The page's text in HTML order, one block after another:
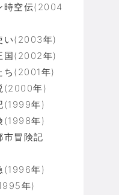
時空伝(2004
い(2003年)
国(2002年)
ち(2001年)
(2000年)
(1999年)
(1998年)
市冒険記
(1996年)
年)